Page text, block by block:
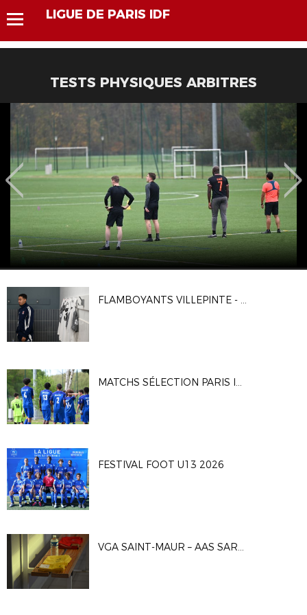
LIGUE DE PARIS IDF
TESTS PHYSIQUES ARBITRES
FLAMBOYANTS VILLEPINTE - CA VITRY 2-1
MATCHS SÉLECTION PARIS IDF U16G
FESTIVAL FOOT U13 2026
VGA SAINT-MAUR – AAS SARCELLES 1-0